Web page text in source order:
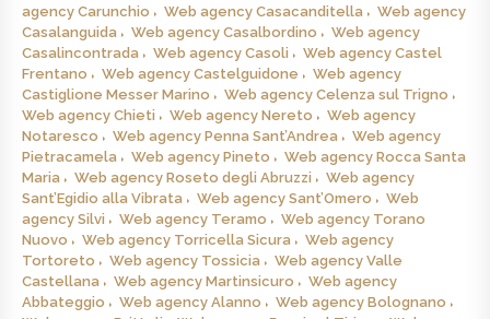
agency Carunchio
Web agency Casacanditella
Web agency
Casalanguida
Web agency Casalbordino
Web agency
Casalincontrada
Web agency Casoli
Web agency Castel
Frentano
Web agency Castelguidone
Web agency
Castiglione Messer Marino
Web agency Celenza sul Trigno
Web agency Chieti
Web agency Nereto
Web agency
Notaresco
Web agency Penna Sant’Andrea
Web agency
Pietracamela
Web agency Pineto
Web agency Rocca Santa
Maria
Web agency Roseto degli Abruzzi
Web agency
Sant’Egidio alla Vibrata
Web agency Sant’Omero
Web
agency Silvi
Web agency Teramo
Web agency Torano
Nuovo
Web agency Torricella Sicura
Web agency
Tortoreto
Web agency Tossicia
Web agency Valle
Castellana
Web agency Martinsicuro
Web agency
Abbateggio
Web agency Alanno
Web agency Bolognano